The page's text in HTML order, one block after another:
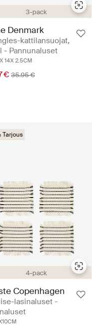
3-pack
Denmark
kattilansuojat,
- Pannunaluset
14X 2.5CM
€ 35.95 €
4-pack
Tarjous
Copenhagen
lasinaluset -